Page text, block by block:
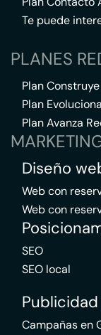
Te puede
PLANES
Plan
Plan
Plan Avanza
Diseño
Web con
Web con
SEO
SEO local
Campañas en